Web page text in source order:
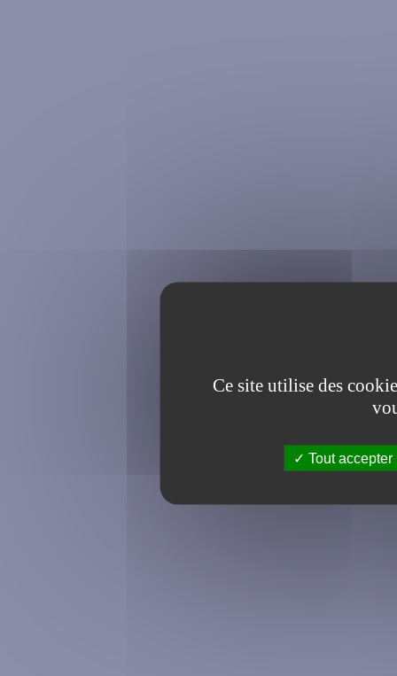
Ce site utilise des
Tout accepter